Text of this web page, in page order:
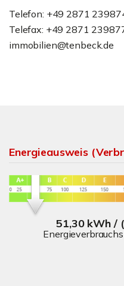
Telefon: +49 2871
Telefax: +49 2871
immobilien@tenbeck.de
Energieausweis
51,30 kWh /